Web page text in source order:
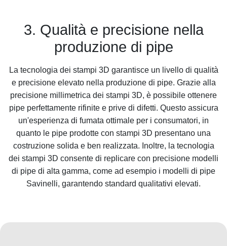
3. Qualità e precisione nella
produzione di pipe
La tecnologia dei stampi 3D garantisce un livello di qualità
e precisione elevato nella produzione di pipe. Grazie alla
precisione millimetrica dei stampi 3D, è possibile ottenere
pipe perfettamente rifinite e prive di difetti. Questo assicura
un'esperienza di fumata ottimale per i consumatori, in
quanto le pipe prodotte con stampi 3D presentano una
costruzione solida e ben realizzata. Inoltre, la tecnologia
dei stampi 3D consente di replicare con precisione modelli
di pipe di alta gamma, come ad esempio i modelli di pipe
Savinelli, garantendo standard qualitativi elevati.